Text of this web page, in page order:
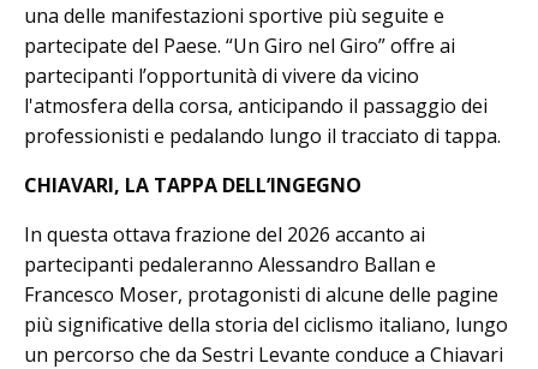
una delle manifestazioni sportive più seguite e
partecipate del Paese. “Un Giro nel Giro” offre ai
partecipanti l’opportunità di vivere da vicino
l'atmosfera della corsa, anticipando il passaggio dei
professionisti e pedalando lungo il tracciato di tappa.
CHIAVARI, LA TAPPA DELL’INGEGNO
In questa ottava frazione del 2026 accanto ai
partecipanti pedaleranno Alessandro Ballan e
Francesco Moser, protagonisti di alcune delle pagine
più significative della storia del ciclismo italiano, lungo
un percorso che da Sestri Levante conduce a Chiavari